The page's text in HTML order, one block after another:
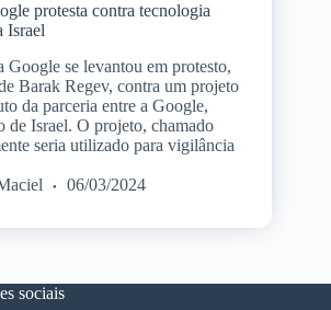
protesta contra tecnologia
Israel
Google se levantou em protesto,
Barak Regev, contra um projeto
da parceria entre a Google,
de Israel. O projeto, chamado
seria utilizado para vigilância
06/03/2024
sociais